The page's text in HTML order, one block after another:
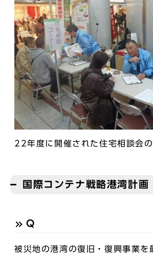
22年度に開催された住宅相談会
国際コンテナ戦略港湾計画
Q
被災地の港湾の復旧・復興事業を